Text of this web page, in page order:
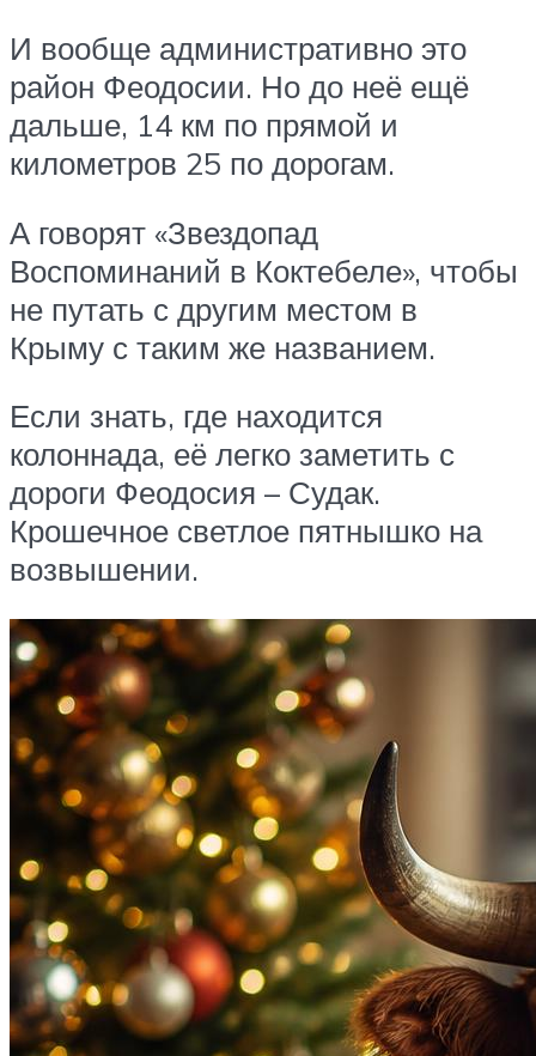
И вообще административно это
район Феодосии. Но до неё ещё
дальше, 14 км по прямой и
километров 25 по дорогам.
А говорят «Звездопад
Воспоминаний в Коктебеле», чтобы
не путать с другим местом в
Крыму с таким же названием.
Если знать, где находится
колоннада, её легко заметить с
дороги Феодосия – Судак.
Крошечное светлое пятнышко на
возвышении.